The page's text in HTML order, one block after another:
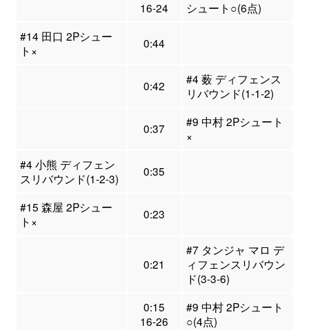
16-24
シュート○(6点)
#14 田口 2Pシュー
ト×
0:44
0:42
#4 薮 ディフェンス
リバウンド(1-1-2)
0:37
#9 中村 2Pシュート
×
#4 小熊 ディフェン
スリバウンド(1-2-3)
0:35
#15 森屋 2Pシュー
ト×
0:23
0:21
#7 タンジャ マロ デ
ィフェンスリバウン
ド(3-3-6)
0:15
16-26
#9 中村 2Pシュート
○(4点)